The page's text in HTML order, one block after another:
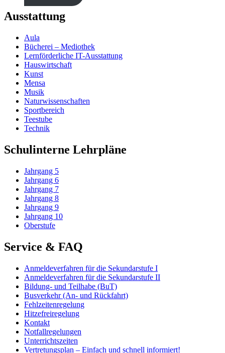
Ausstattung
Aula
Bücherei – Mediothek
Lernförderliche IT-Ausstattung
Hauswirtschaft
Kunst
Mensa
Musik
Naturwissenschaften
Sportbereich
Teestube
Technik
Schulinterne Lehrpläne
Jahrgang 5
Jahrgang 6
Jahrgang 7
Jahrgang 8
Jahrgang 9
Jahrgang 10
Oberstufe
Service & FAQ
Anmeldeverfahren für die Sekundarstufe I
Anmeldeverfahren für die Sekundarstufe II
Bildung- und Teilhabe (BuT)
Busverkehr (An- und Rückfahrt)
Fehlzeitenregelung
Hitzefreiregelung
Kontakt
Notfallregelungen
Unterrichtszeiten
Vertretungsplan – Einfach und schnell informiert!